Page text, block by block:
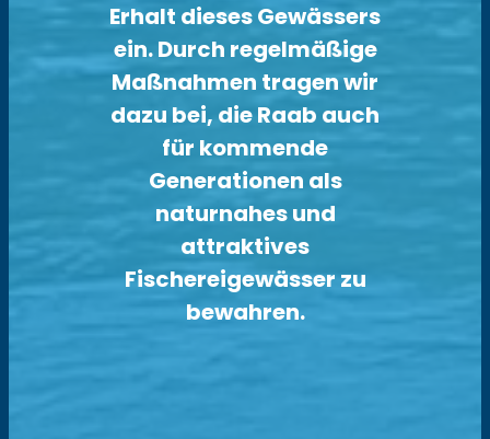
Erhalt dieses Gewässers
ein. Durch regelmäßige
Maßnahmen tragen wir
dazu bei, die Raab auch
für kommende
Generationen als
naturnahes und
attraktives
Fischereigewässer zu
bewahren.